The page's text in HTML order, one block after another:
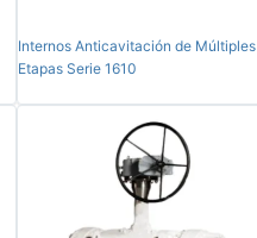
Internos Anticavitación de Múltiples
Etapas Serie 1610